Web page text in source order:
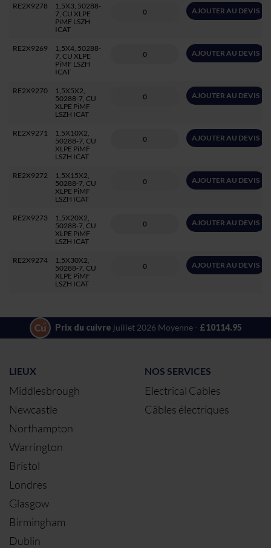
RE2X9278
1,5X3, 50288-
7, CU XLPE
PiMF LSZH
ICAT
AJOUTER AU DEVIS
RE2X9269
1,5X4, 50288-
7, CU XLPE
PiMF LSZH
ICAT
AJOUTER AU DEVIS
RE2X9270
1,5X5X2,
50288-7, CU
XLPE PiMF
LSZH ICAT
AJOUTER AU DEVIS
RE2X9271
1,5X10X2,
50288-7, CU
XLPE PiMF
LSZH ICAT
AJOUTER AU DEVIS
RE2X9272
1,5X15X2,
50288-7, CU
XLPE PiMF
LSZH ICAT
AJOUTER AU DEVIS
RE2X9273
1,5X20X2,
50288-7, CU
XLPE PiMF
LSZH ICAT
AJOUTER AU DEVIS
RE2X9274
1,5X30X2,
50288-7, CU
XLPE PiMF
LSZH ICAT
AJOUTER AU DEVIS
Prix du cuivre juillet 2026 Moyenne - £10114.95
LIEUX
Middlesbrough
Newcastle
Northampton
Warrington
Bristol
Londres
Glasgow
Birmingham
Dublin
NOS SERVICES
Electrical Cables
Câbles électriques